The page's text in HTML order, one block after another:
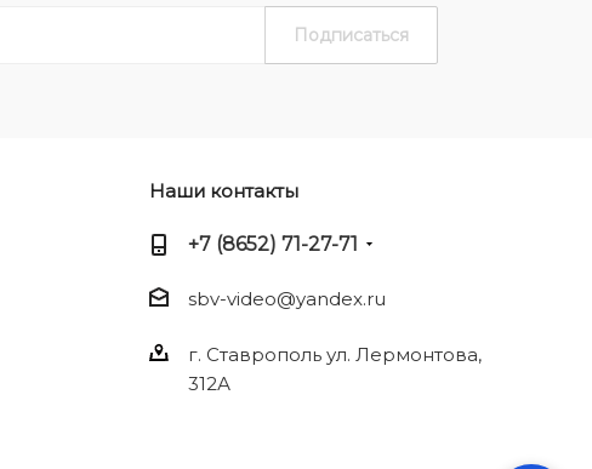
Наши контакты
+7 (8652) 71-27-71
sbv-video@yandex.ru
г. Ставрополь ул. Лермонтова,
312А